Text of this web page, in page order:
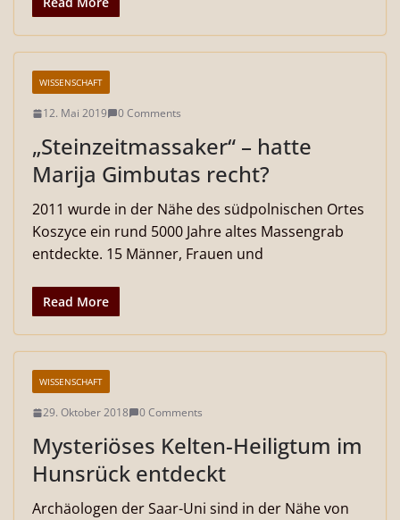
WISSENSCHAFT
12. Mai 2019 0 Comments
„Steinzeitmassaker“ – hatte
Marija Gimbutas recht?
2011 wurde in der Nähe des südpolnischen Ortes
Koszyce ein rund 5000 Jahre altes Massengrab
entdeckte. 15 Männer, Frauen und
Read More
WISSENSCHAFT
29. Oktober 2018 0 Comments
Mysteriöses Kelten-Heiligtum im
Hunsrück entdeckt
Archäologen der Saar-Uni sind in der Nähe von